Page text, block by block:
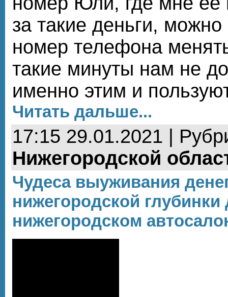
за такие деньги,
номер телефона
такие минуты нам не
именно этим и
Читать дальше...
17:15 29.01.2021 |
Нижегородской
Чудеса выуживания
нижегородской
нижегородском